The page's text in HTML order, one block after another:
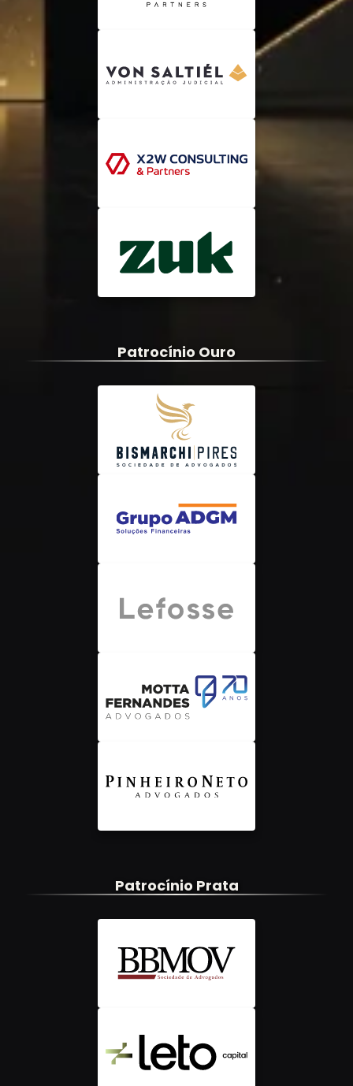
Patrocínio Ouro
Patrocínio Prata